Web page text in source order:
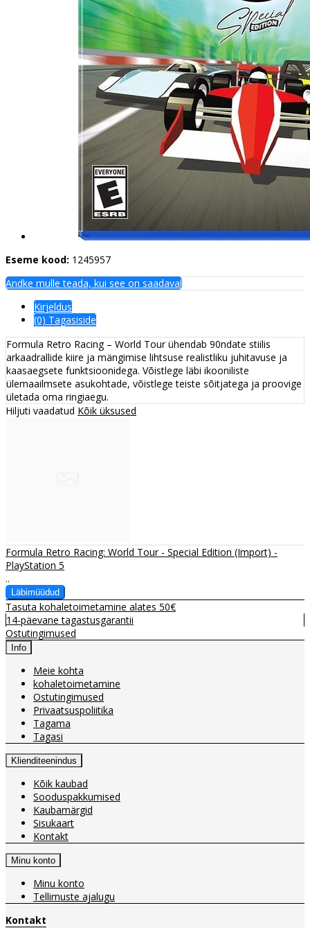
Eseme kood: 1245957
Andke mulle teada, kui see on saadaval
Kirjeldus
(0) Tagasiside
Formula Retro Racing – World Tour ühendab 90ndate stiilis
arkaadrallide kiire ja mängimise lihtsuse realistliku juhitavuse ja
kaasaegsete funktsioonidega. Võistlege läbi ikooniliste
ülemaailmsete asukohtade, võistlege teiste sõitjatega ja proovige
ületada oma ringiaegu.
Hiljuti vaadatud Kõik üksused
Formula Retro Racing: World Tour - Special Edition (Import) -
PlayStation 5
..
Tasuta kohaletoimetamine alates 50€
14-päevane tagastusgarantii
Ostutingimused
Info
Meie kohta
kohaletoimetamine
Ostutingimused
Privaatsuspoliitika
Tagama
Tagasi
Klienditeenindus
Kõik kaubad
Sooduspakkumised
Kaubamärgid
Sisukaart
Kontakt
Minu konto
Minu konto
Tellimuste ajalugu
Kontakt